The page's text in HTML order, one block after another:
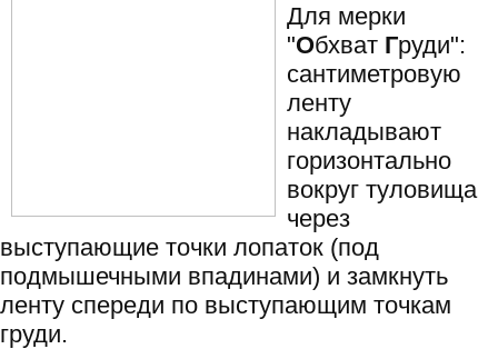
Для мерки
"Обхват Груди":
сантиметровую
ленту
накладывают
горизонтально
вокруг туловища
через
выступающие точки лопаток (под
подмышечными впадинами) и замкнуть
ленту спереди по выступающим точкам
груди.